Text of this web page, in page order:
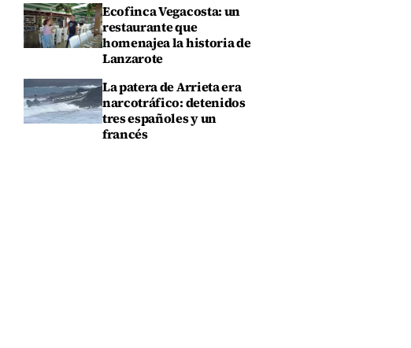
Ecofinca Vegacosta: un
restaurante que
homenajea la historia de
Lanzarote
La patera de Arrieta era
narcotráfico: detenidos
tres españoles y un
francés